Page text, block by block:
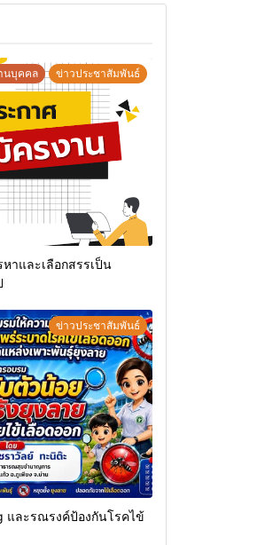
นบุคคล ข่าวประชาสัมพันธ์
าและเลือกสรรเป็น
ข่าวประชาสัมพันธ์
และรณรงค์ป้องกันโรคไข้